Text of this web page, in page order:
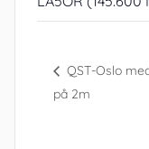
QST-Oslo
på 2m